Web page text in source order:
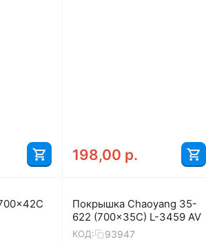
198,00 р.
Покрышка Chaoyang 35-
622 (700x35C) L-3459 AV
КОД: 93947